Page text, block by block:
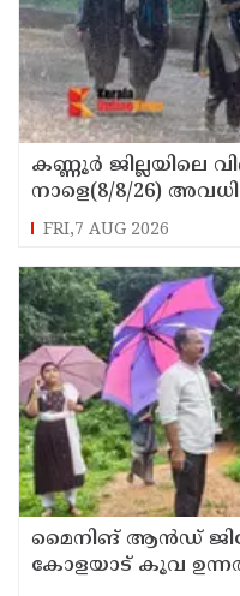
കണ്ണൂർ ജില്ലയിലെ
നാളെ(8/8/26) അവധി
FRI,7 AUG 2026
മൈനിങ് ആൻഡ്​
കോളയാട് കൂവ